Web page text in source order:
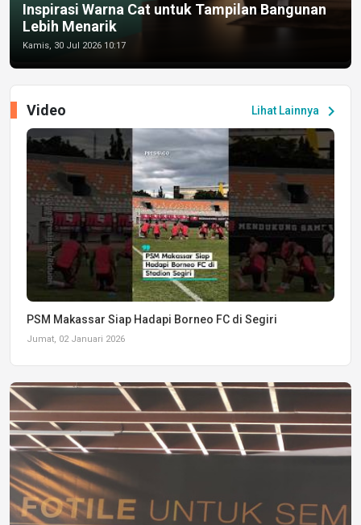
Inspirasi Warna Cat untuk Tampilan Bangunan
Lebih Menarik
Kamis, 30 Jul 2026 10:17
Lihat Lainnya chevron_right
Video
PSM Makassar Siap Hadapi Borneo FC di Segiri
Jumat, 02 Januari 2026